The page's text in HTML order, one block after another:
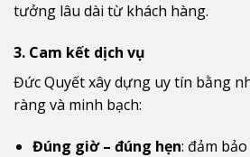
tưởng lâu dài từ khách hàng.
3. Cam kết dịch vụ
Đức Quyết xây dựng uy tín bằng
ràng và minh bạch:
Đúng giờ – đúng hẹn: đảm